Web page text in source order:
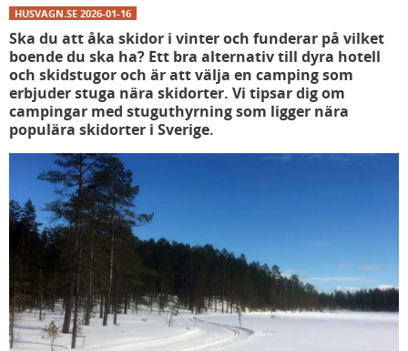
HUSVAGN.SE 2026-01-16
Ska du att åka skidor i vinter och funderar på vilket
boende du ska ha? Ett bra alternativ till dyra hotell
och skidstugor och är att välja en camping som
erbjuder stuga nära skidorter. Vi tipsar dig om
campingar med stuguthyrning som ligger nära
populära skidorter i Sverige.